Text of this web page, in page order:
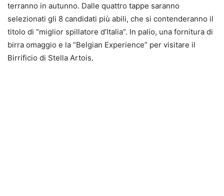
terranno in autunno. Dalle quattro tappe saranno
selezionati gli 8 candidati più abili, che si contenderanno il
titolo di “miglior spillatore d’Italia”. In palio, una fornitura di
birra omaggio e la “Belgian Experience” per visitare il
Birrificio di Stella Artois.